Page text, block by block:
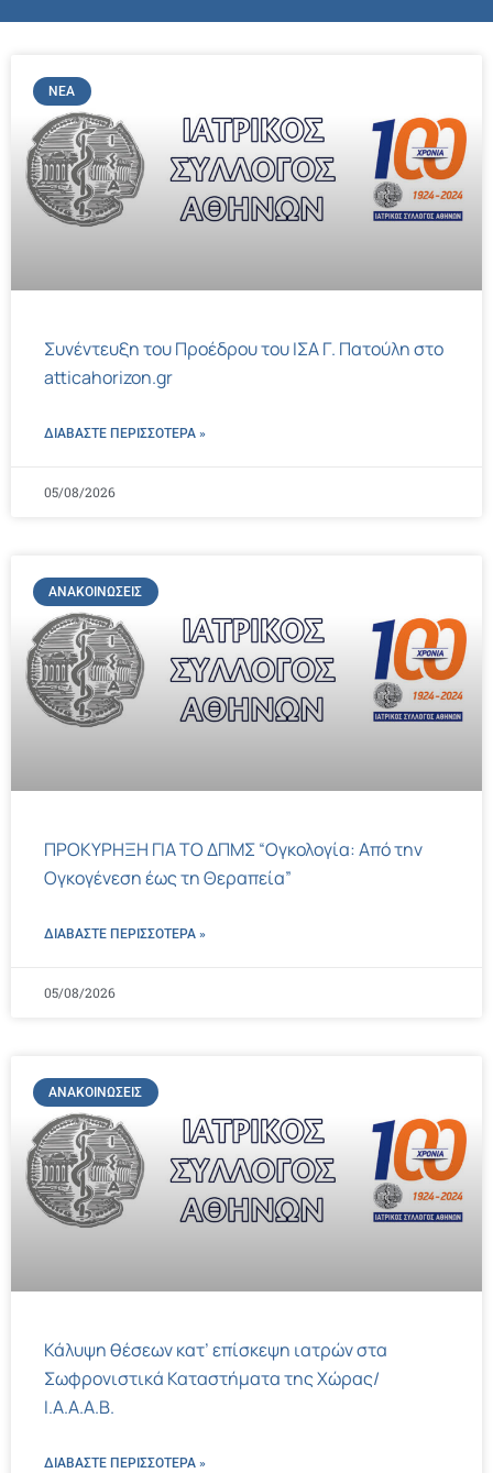
ΝΈΑ
Συνέντευξη του Προέδρου του ΙΣΑ Γ. Πατούλη στο
atticahorizon.gr
ΔΙΑΒΑΣΤΕ ΠΕΡΙΣΣΌΤΕΡΑ »
05/08/2026
ΑΝΑΚΟΙΝΏΣΕΙΣ
ΠΡΟΚΥΡΗΞΗ ΓΙΑ ΤΟ ΔΠΜΣ “Ογκολογία: Από την
Ογκογένεση έως τη Θεραπεία”
ΔΙΑΒΑΣΤΕ ΠΕΡΙΣΣΌΤΕΡΑ »
05/08/2026
ΑΝΑΚΟΙΝΏΣΕΙΣ
Κάλυψη θέσεων κατ’ επίσκεψη ιατρών στα
Σωφρονιστικά Καταστήματα της Χώρας/
Ι.Α.Α.Α.Β.
ΔΙΑΒΑΣΤΕ ΠΕΡΙΣΣΌΤΕΡΑ »